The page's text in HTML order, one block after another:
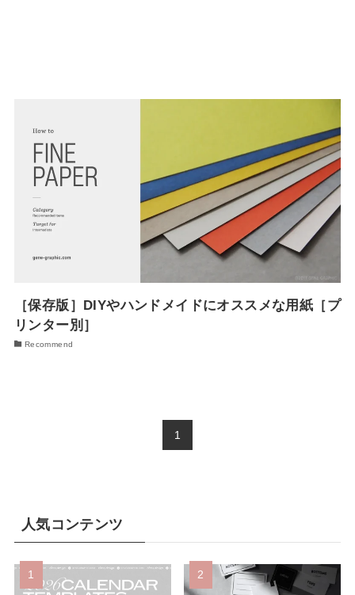
［保存版］DIYやハンドメイドにオススメな用紙［プ
リンター別］
Recommend
1
人気コンテンツ